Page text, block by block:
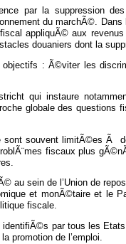
par la suppression
du marchÃ©.
appliquÃ© aux
douaniers dont la
: Ã©viter les
qui instaure
globale des questions
souvent limitÃ©es Ã
fiscaux plus
au sein de l’Union de
et monÃ©taire et le
fiscale.
identifiÃ©s par tous les
promotion de l’emploi.